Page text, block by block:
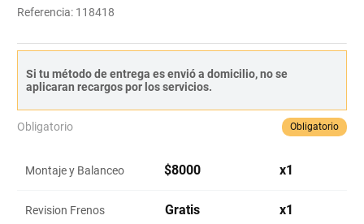
Referencia: 118418
Si tu método de entrega es envió a domicilio, no se
aplicaran recargos por los servicios.
Obligatorio Obligatorio
Montaje y Balanceo $8000 x1
Revision Frenos Gratis x1